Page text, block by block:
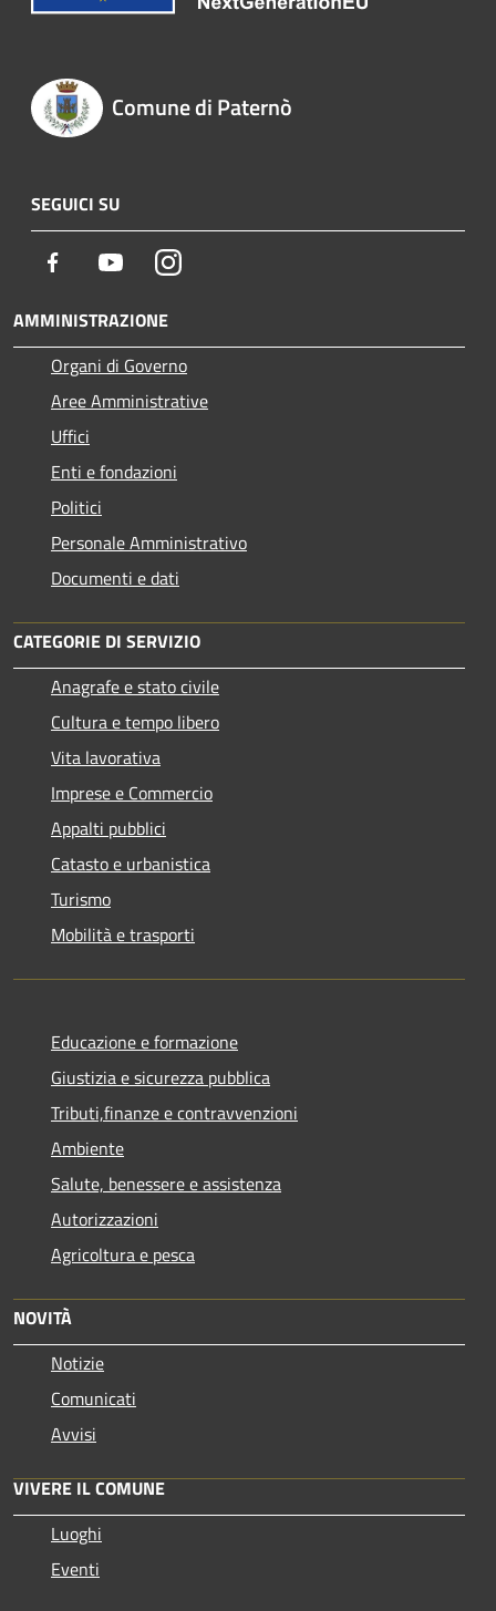
Comune di Paternò
SEGUICI SU
Facebook YoutubeInstagram
AMMINISTRAZIONE
Organi di Governo
Aree Amministrative
Uffici
Enti e fondazioni
Politici
Personale Amministrativo
Documenti e dati
CATEGORIE DI SERVIZIO
Anagrafe e stato civile
Cultura e tempo libero
Vita lavorativa
Imprese e Commercio
Appalti pubblici
Catasto e urbanistica
Turismo
Mobilità e trasporti
Educazione e formazione
Giustizia e sicurezza pubblica
Tributi,finanze e contravvenzioni
Ambiente
Salute, benessere e assistenza
Autorizzazioni
Agricoltura e pesca
NOVITÀ
Notizie
Comunicati
Avvisi
VIVERE IL COMUNE
Luoghi
Eventi